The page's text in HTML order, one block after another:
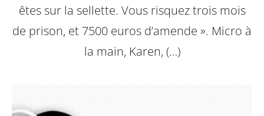
êtes sur la sellette. Vous risquez trois mois
de prison, et 7500 euros d’amende ». Micro à
la main, Karen, (…)